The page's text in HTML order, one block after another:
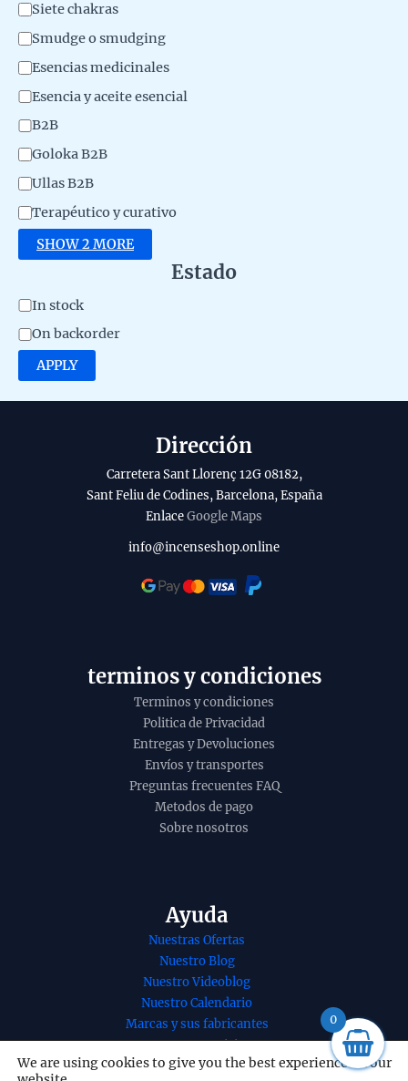
o Siete chakras
Smudge o smudging
Esencias medicinales
Esencia y aceite esencial
B2B
Goloka B2B
Ullas B2B
Terapéutico y curativo
SHOW 2 MORE
Estado
A
v
a
i
In stock
On backorder
APPLY
Dirección
Carretera Sant Llorenç 12G 08182,
Sant Feliu de Codines, Barcelona, España
EnlaceGoogle Maps
info@incenseshop.online
terminos y condiciones
Terminos y condiciones
Politica de Privacidad
Entregas y Devoluciones
Envíos y transportes
Preguntas frecuentes FAQ
Metodos de pago
Sobre nosotros
Ayuda
Nuestras Ofertas
Nuestro Blog
Nuestro Videoblog
Nuestro Calendario
Marcas y sus fabricantes
Nuestros Servicios
Nuestro contacto
We are using cookies to give you the best experience on our
0
Incienso tercer
chakra manipura
de Goloka hecho a
Bangalore en caja
de 12 unidades de
caja de
15g B2B